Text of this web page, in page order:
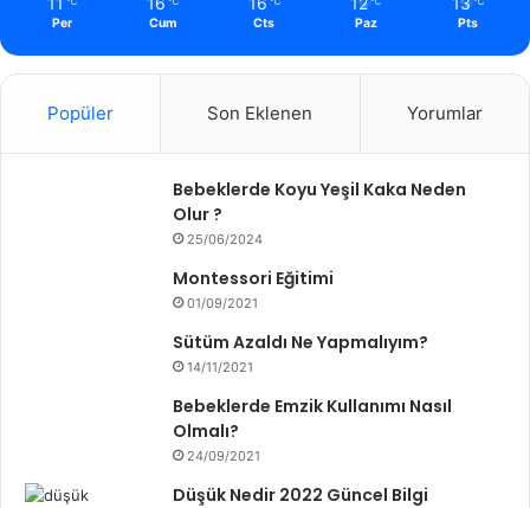
Per Cum Cts Paz Pts
Popüler Son Eklenen Yorumlar
Bebeklerde Koyu Yeşil Kaka Neden
Olur ?
25/06/2024
Montessori Eğitimi
01/09/2021
Sütüm Azaldı Ne Yapmalıyım?
14/11/2021
Bebeklerde Emzik Kullanımı Nasıl
Olmalı?
24/09/2021
Düşük Nedir 2022 Güncel Bilgi